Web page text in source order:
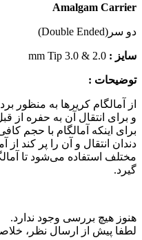
Amalgam Carrier
دو سر(Double Ended)
سایز :
توضیحات :
از آمالگام کریرها به منظور
و برای انتقال آن به حفره از
برای اینکه آمالگام با حجم
دندان انتقال و آن را پر کند از
مختلف استفاده می‌شود تا
گیرد.
هنوز هیچ بررسی وجود ندارد.
لطفا پیش از ارسال نظر،